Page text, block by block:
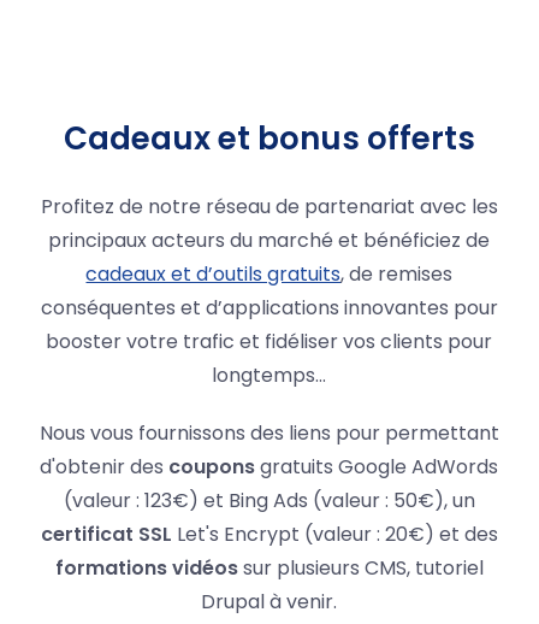
Cadeaux et bonus offerts
Profitez de notre réseau de partenariat avec les
principaux acteurs du marché et bénéficiez de
cadeaux et d’outils gratuits, de remises
conséquentes et d’applications innovantes pour
booster votre trafic et fidéliser vos clients pour
longtemps...
Nous vous fournissons des liens pour permettant
d'obtenir des couponsgratuits Google AdWords
(valeur : 123€) et Bing Ads (valeur : 50€), un
certificat SSL Let's Encrypt (valeur : 20€) et des
formations vidéossur plusieurs CMS, tutoriel
Drupal à venir.